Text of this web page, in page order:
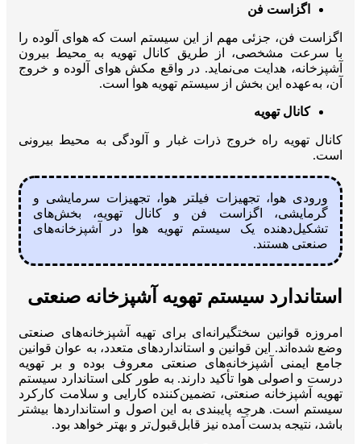
اگزاست فن
اگزاست فن، جزئی مهم از این سیستم است که هوای آلوده را
با سرعت مشخصی، از طریق کانال تهویه به محیط بیرون
آشپزخانه، هدایت می‌نماید. در واقع مکش هوای آلوده و خروج
آن، به‌عهده این بخش از سیستم تهویه هوا است.
کانال تهویه
کانال تهویه راه خروج ذرات غبار و آلودگی به محیط بیرونی
است.
ورودی هوا، تجهیزات فیلتر هوا، تجهیزات سرمایشی و
گرمایشی، اگزاست فن و کانال تهویه، بخش‌های
تشکیل‌دهنده یک سیستم تهویه هوا در آشپزخانه‌های
صنعتی هستند.
استاندارد سیستم تهویه آشپزخانه صنعتی
امروزه قوانین سختگیرانه‌ای برای تهیه آشپزخانه‌های صنعتی
وضع شده‌اند. این قوانین و استانداردهای متعدد، به عوان قوانین
جامع ایمنی آشپزخانه‌های صنعتی معروف بوده و بر تهویه
درست و اصولی هوا تأکید دارند. به طور کلی استاندارد سیستم
تهویه آشپزخانه صنعتی، تضمین‌کننده کارایی و سلامت کارکرد
سیستم است. هرچه پایبندی به این اصول و استانداردها بیشتر
باشد، نتیجه بدست آمده نیز قابل‌قبول‌تر و بهتر خواهد بود.